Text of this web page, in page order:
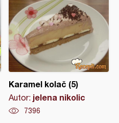
Karamel kolač (5)
Autor: jelena nikolic
7396